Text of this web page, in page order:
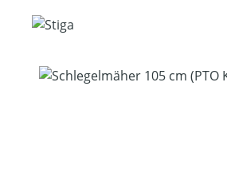
Bildergalerie überspringen